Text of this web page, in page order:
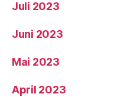
Juli 2023
Juni 2023
Mai 2023
April 2023